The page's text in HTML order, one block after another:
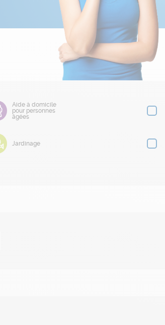
Aide à domicile
pour personnes
âgées
Jardinage